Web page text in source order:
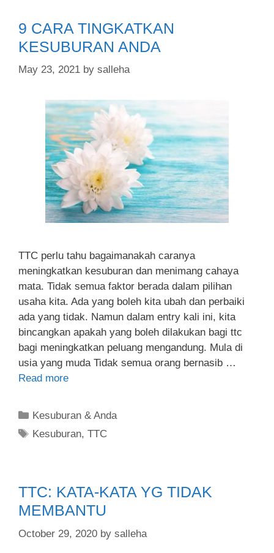
9 CARA TINGKATKAN
KESUBURAN ANDA
May 23, 2021 by salleha
TTC perlu tahu bagaimanakah caranya
meningkatkan kesuburan dan menimang cahaya
mata. Tidak semua faktor berada dalam pilihan
usaha kita. Ada yang boleh kita ubah dan perbaiki
ada yang tidak. Namun dalam entry kali ini, kita
bincangkan apakah yang boleh dilakukan bagi ttc
bagi meningkatkan peluang mengandung. Mula di
usia yang muda Tidak semua orang bernasib …
Read more
Kesuburan & Anda
Kesuburan,TTC
TTC: KATA-KATA YG TIDAK
MEMBANTU
October 29, 2020 by salleha